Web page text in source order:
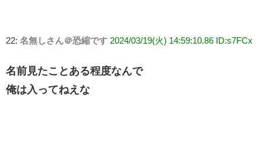
22: 名無しさん＠恐縮です 2024/03/19(火) 14:59:10.86 ID:s7FCx
名前見たことある程度なんで
俺は入ってねえな